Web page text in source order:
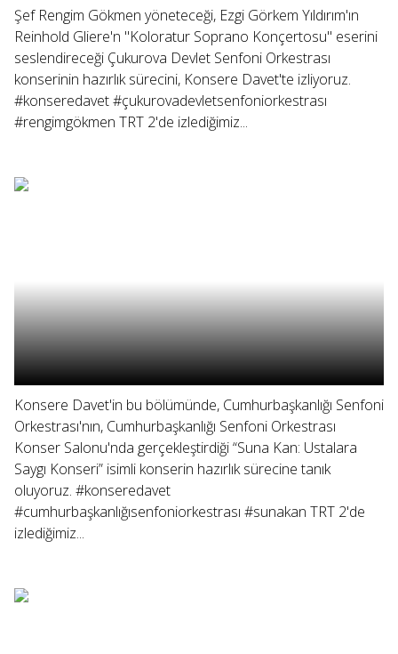
Şef Rengim Gökmen yöneteceği, Ezgi Görkem Yıldırım'ın
Reinhold Gliere'n "Koloratur Soprano Konçertosu" eserini
seslendireceği Çukurova Devlet Senfoni Orkestrası
konserinin hazırlık sürecini, Konsere Davet'te izliyoruz.
#konseredavet #çukurovadevletsenfoniorkestrası
#rengimgökmen TRT 2'de izlediğimiz...
Konsere Davet'in bu bölümünde, Cumhurbaşkanlığı Senfoni
Orkestrası'nın, Cumhurbaşkanlığı Senfoni Orkestrası
Konser Salonu'nda gerçekleştirdiği “Suna Kan: Ustalara
Saygı Konseri” isimli konserin hazırlık sürecine tanık
oluyoruz. #konseredavet
#cumhurbaşkanlığısenfoniorkestrası #sunakan TRT 2'de
izlediğimiz...